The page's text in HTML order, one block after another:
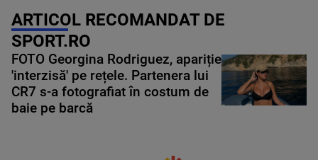
ARTICOL RECOMANDAT DE
SPORT.RO
FOTO Georgina Rodriguez, apariție
'interzisă' pe rețele. Partenera lui
CR7 s-a fotografiat în costum de
baie pe barcă